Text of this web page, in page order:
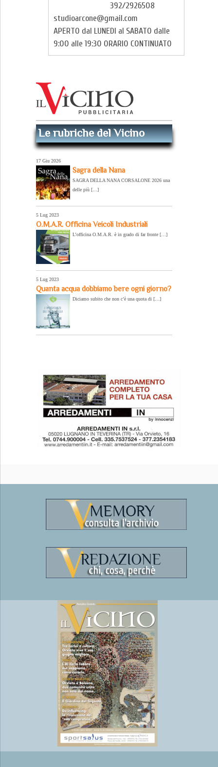
392/2926508
studioarcone@gmail.com
APERTO dal LUNEDI al SABATO dalle
9:00 alle 19:30 ORARIO CONTINUATO
Le rubriche del Vicino
17 Giu 2026
Sagra della Nana
SAGRA DELLA NANA CORSALONE 2026 una
delle più […]
5 Lug 2023
O.M.A.R. Officina Veicoli Industriali
L’officina O.M.A.R. è in grado di far fronte […]
5 Lug 2023
Quanta acqua dobbiamo bere ogni giorno?
Diciamo subito che non c’è una quota di […]